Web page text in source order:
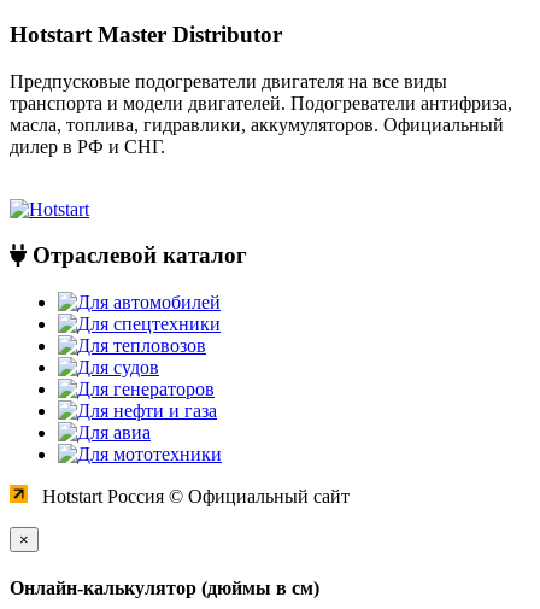
Hotstart Master Distributor
Предпусковые подогреватели двигателя на все виды
транспорта и модели двигателей. Подогреватели антифриза,
масла, топлива, гидравлики, аккумуляторов. Официальный
дилер в РФ и СНГ.
Отраслевой каталог
Hotstart Россия © Официальный сайт
×
Онлайн-калькулятор (дюймы в см)